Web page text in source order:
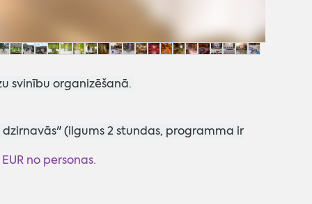
svinību organizēšanā.
(ilgums 2 stundas, programma ir
no personas.